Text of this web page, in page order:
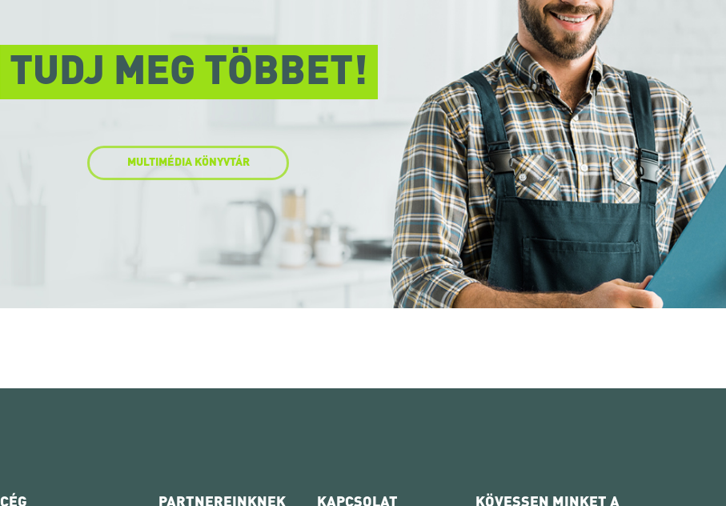
TUDJ MEG TÖBBET!
MULTIMÉDIA KÖNYVTÁR
CÉG PARTNEREINKNEK KAPCSOLAT KÖVESSEN MINKET A